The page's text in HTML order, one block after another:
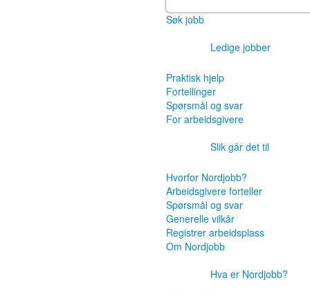
Søk jobb
Ledige jobber
Praktisk hjelp
Fortellinger
Spørsmål og svar
For arbeidsgivere
Slik går det til
Hvorfor Nordjobb?
Arbeidsgivere forteller
Spørsmål og svar
Generelle vilkår
Registrer arbeidsplass
Om Nordjobb
Hva er Nordjobb?